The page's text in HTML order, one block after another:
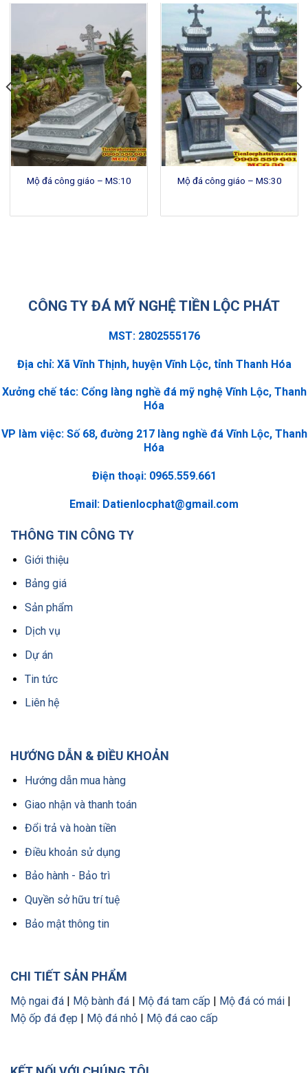
Mộ đá công giáo – MS:10 Mộ đá công giáo – MS:30
CÔNG TY ĐÁ MỸ NGHỆ TIỀN LỘC PHÁT
MST: 2802555176
Địa chỉ: Xã Vĩnh Thịnh, huyện Vĩnh Lộc, tỉnh Thanh Hóa
Xưởng chế tác: Cổng làng nghề đá mỹ nghệ Vĩnh Lộc, Thanh
Hóa
VP làm việc: Số 68, đường 217 làng nghề đá Vĩnh Lộc, Thanh
Hóa
Điện thoại: 0965.559.661
Email: Datienlocphat@gmail.com
THÔNG TIN CÔNG TY
Giới thiệu
Bảng giá
Sản phẩm
Dịch vụ
Dự án
Tin tức
Liên hệ
HƯỚNG DẪN & ĐIỀU KHOẢN
Hướng dẫn mua hàng
Giao nhận và thanh toán
Đổi trả và hoàn tiền
Điều khoản sử dụng
Bảo hành - Bảo trì
Quyền sở hữu trí tuệ
Bảo mật thông tin
CHI TIẾT SẢN PHẨM
Mộ ngai đá Mộ bành đá Mộ đá tam cấp Mộ đá có mái
Mộ ốp đá đẹp
Mộ đá nhỏ Mộ đá cao cấp